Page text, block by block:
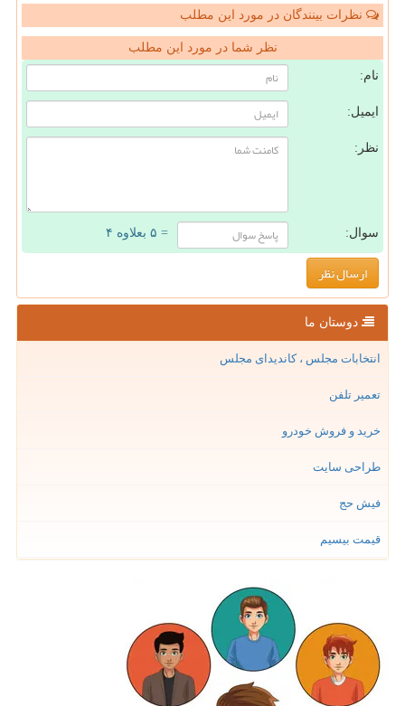
نظرات بینندگان در مورد این مطلب
نظر شما در مورد این مطلب
نام:
ایمیل:
نظر:
سوال: = ۵ بعلاوه ۴
دوستان ما
انتخابات مجلس ، کاندیدای مجلس
تعمیر تلفن
خرید و فروش خودرو
طراحی سایت
فیش حج
قیمت بیسیم